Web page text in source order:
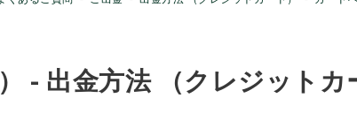
- 出金方法 （クレジットカ